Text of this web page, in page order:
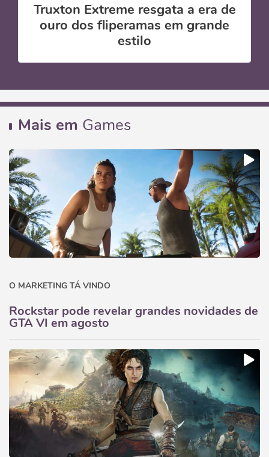
Truxton Extreme resgata a era de
ouro dos fliperamas em grande
estilo
Mais em Games
O MARKETING TÁ VINDO
Rockstar pode revelar grandes novidades de
GTA VI em agosto